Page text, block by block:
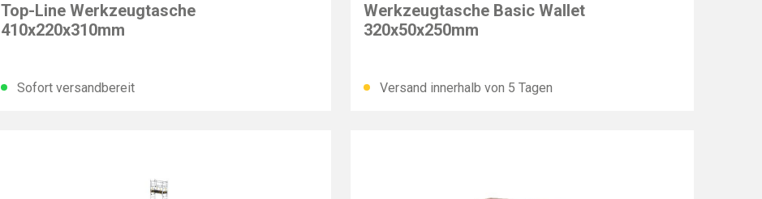
Top-Line Werkzeugtasche
410x220x310mm
Sofort versandbereit
Werkzeugtasche Basic Wallet
320x50x250mm
Versand innerhalb von 5 Tagen